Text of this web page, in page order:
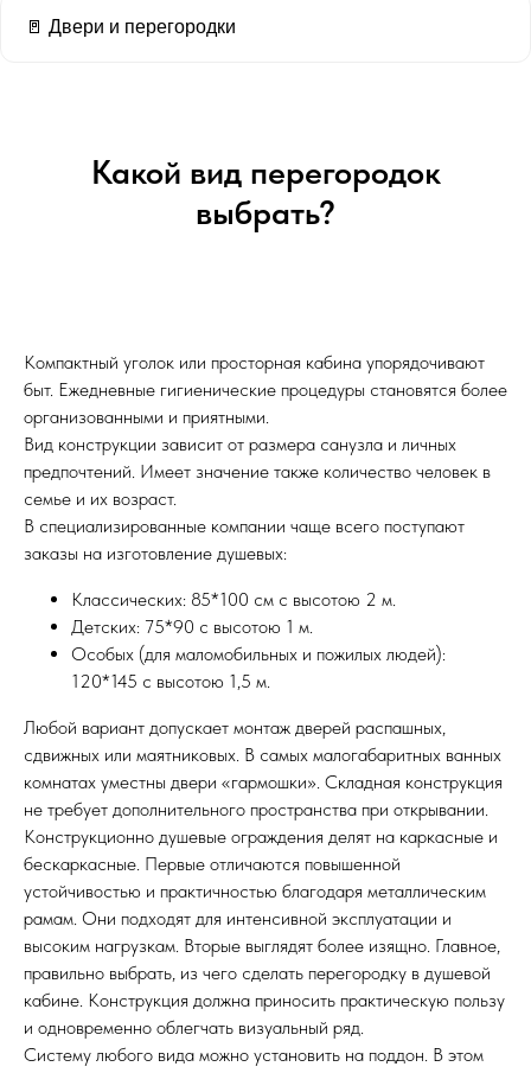
🚪 Двери и перегородки
Какой вид перегородок
выбрать?
Компактный уголок или просторная кабина упорядочивают
быт. Ежедневные гигиенические процедуры становятся более
организованными и приятными.
Вид конструкции зависит от размера санузла и личных
предпочтений. Имеет значение также количество человек в
семье и их возраст.
В специализированные компании чаще всего поступают
заказы на изготовление душевых:
Классических: 85*100 см с высотою 2 м.
Детских: 75*90 с высотою 1 м.
Особых (для маломобильных и пожилых людей):
120*145 с высотою 1,5 м.
Любой вариант допускает монтаж дверей распашных,
сдвижных или маятниковых. В самых малогабаритных ванных
комнатах уместны двери «гармошки». Складная конструкция
не требует дополнительного пространства при открывании.
Конструкционно душевые ограждения делят на каркасные и
бескаркасные. Первые отличаются повышенной
устойчивостью и практичностью благодаря металлическим
рамам. Они подходят для интенсивной эксплуатации и
высоким нагрузкам. Вторые выглядят более изящно. Главное,
правильно выбрать, из чего сделать перегородку в душевой
кабине. Конструкция должна приносить практическую пользу
и одновременно облегчать визуальный ряд.
Систему любого вида можно установить на поддон. В этом